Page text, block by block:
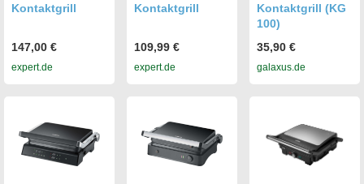
Kontaktgrill
147,00 €
expert.de
Kontaktgrill
109,99 €
expert.de
Kontaktgrill (KG
100)
35,90 €
galaxus.de